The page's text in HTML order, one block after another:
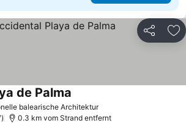
Teilen
balearische Architektur
de Palma
0.3 km vom Strand entfernt